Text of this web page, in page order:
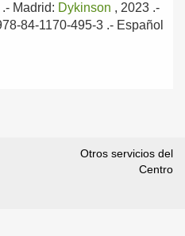
.- Madrid: Dykinson , 2023 .-
84-1170-495-3 .- Español
Otros servicios del
Centro